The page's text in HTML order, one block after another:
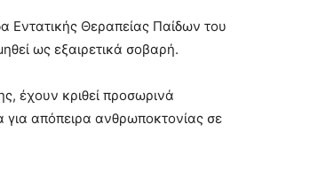
Εντατικής Θεραπείας Παίδων του
ως εξαιρετικά σοβαρή.
έχουν κριθεί προσωρινά
για απόπειρα ανθρωποκτονίας σε